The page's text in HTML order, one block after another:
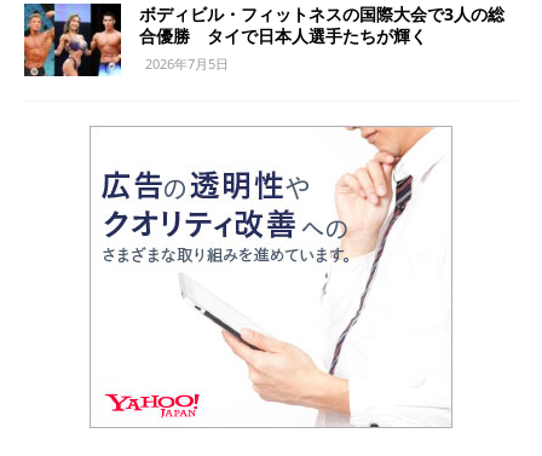
ボディビル・フィットネスの国際大会で3人の総
合優勝 タイで日本人選手たちが輝く
2026年7月5日